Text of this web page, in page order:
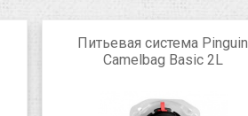
Питьевая система Pinguin
Camelbag Basic 2L